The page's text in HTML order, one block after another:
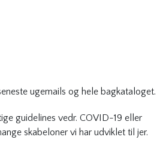
ugemails og hele bagkataloget.
guidelines vedr. COVID-19 eller
skabeloner vi har udviklet til jer.